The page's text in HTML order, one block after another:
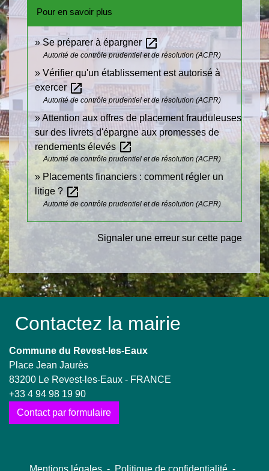
Pour en savoir plus
Se préparer à épargner open_in_new
Autorité de contrôle prudentiel et de résolution (ACPR)
Vérifier qu'un établissement est autorisé à
exercer open_in_new
Autorité de contrôle prudentiel et de résolution (ACPR)
Attention aux offres de placement frauduleuses
sur des livrets d'épargne aux promesses de
rendements élevés open_in_new
Autorité de contrôle prudentiel et de résolution (ACPR)
Placements financiers : comment régler un
litige ? open_in_new
Autorité de contrôle prudentiel et de résolution (ACPR)
Signaler une erreur sur cette page
Contactez la mairie
Commune du Revest-les-Eaux
Place Jean Jaurès
83200 Le Revest-les-Eaux - FRANCE
+33 4 94 98 19 90
Contact par formulaire